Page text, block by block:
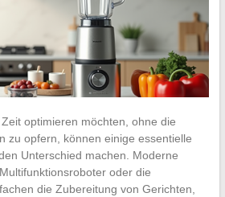
optimieren möchten, ohne die
zu opfern, können einige essentielle
Unterschied machen. Moderne
oder die
die Zubereitung von Gerichten,